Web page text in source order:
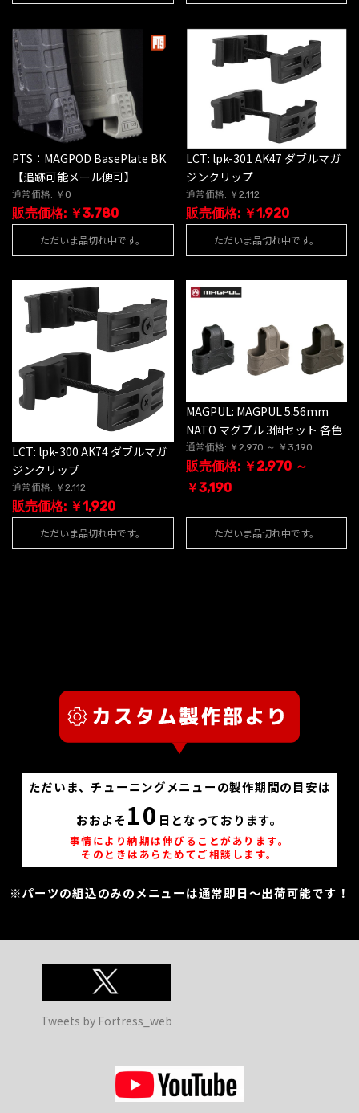
PTS：MAGPOD BasePlate BK
【追跡可能メール便可】
通常価格: ￥0
販売価格: ￥3,780
ただいま品切れ中です。
LCT: lpk-301 AK47 ダブルマガ
ジンクリップ
通常価格: ￥2,112
販売価格: ￥1,920
ただいま品切れ中です。
LCT: lpk-300 AK74 ダブルマガ
ジンクリップ
通常価格: ￥2,112
販売価格: ￥1,920
ただいま品切れ中です。
MAGPUL: MAGPUL 5.56mm
NATO マグプル 3個セット 各色
通常価格: ￥2,970 ～ ￥3,190
販売価格: ￥2,970 ～
￥3,190
ただいま品切れ中です。
ただいま、チューニングメニューの製作期間の目安は
おおよそ 10 日となっております。
事情により納期は伸びることがあります。
そのときはあらためてご相談します。
※パーツの組込のみのメニューは通常即日～出荷可能です！
Tweets by Fortress_web